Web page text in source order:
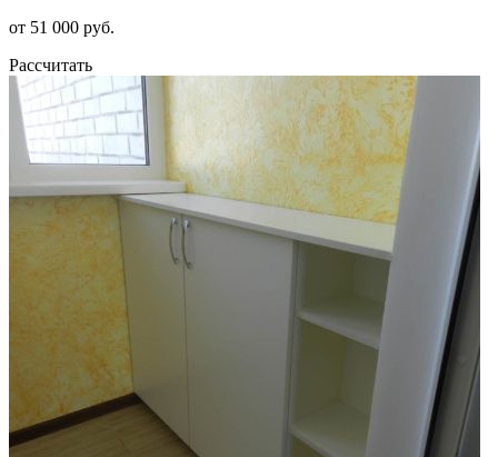
от 51 000 руб.
Рассчитать